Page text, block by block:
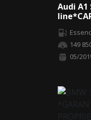
Audi A1
149
05/